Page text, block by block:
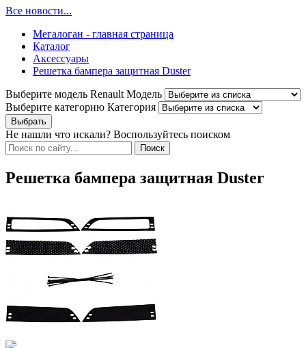
Все новости...
Мегалоган - главная страница
Каталог
Аксессуары
Решетка бампера защитная Duster
Выберите модель Renault Модель
Выберите категорию Категория
Не нашли что искали? Воспользуйтесь поиском
Решетка бампера защитная Duster